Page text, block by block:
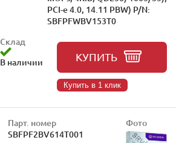
PCI-e 4.0, 14.11 PBW) P/N:
SBFPFWBV153T0
Склад
В наличии
КУПИТЬ
Купить в 1 клик
Парт. номер
SBFPF2BV614T001
Фото